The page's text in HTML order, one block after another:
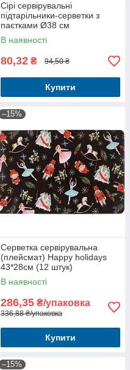
Сірі сервірувальні
підтарільники-серветки з
паєтками Ø38 см
В наявності
80,32 ₴ 94,50 ₴
Купити
–15%
Серветка сервірувальна
(плейсмат) Happy holidays
43*28см (12 штук)
В наявності
286,35 ₴/упаковка
336,88 ₴/упаковка
Купити
–15%